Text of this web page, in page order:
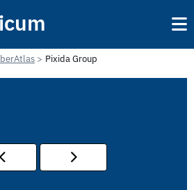
Pixida Group